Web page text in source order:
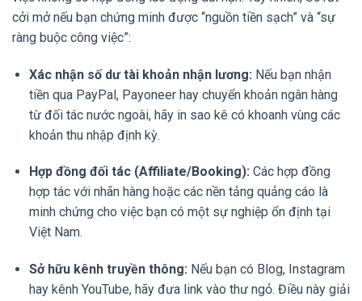
cởi mở nếu bạn chứng minh được “nguồn tiền sạch” và “sự
ràng buộc công việc”:
Xác nhận số dư tài khoản nhận lương: Nếu bạn nhận
tiền qua PayPal, Payoneer hay chuyển khoản ngân hàng
từ đối tác nước ngoài, hãy in sao kê có khoanh vùng các
khoản thu nhập định kỳ.
Hợp đồng đối tác (Affiliate/Booking): Các hợp đồng
hợp tác với nhãn hàng hoặc các nền tảng quảng cáo là
minh chứng cho việc bạn có một sự nghiệp ổn định tại
Việt Nam.
Sở hữu kênh truyền thông: Nếu bạn có Blog, Instagram
hay kênh YouTube, hãy đưa link vào thư ngỏ. Điều này giải